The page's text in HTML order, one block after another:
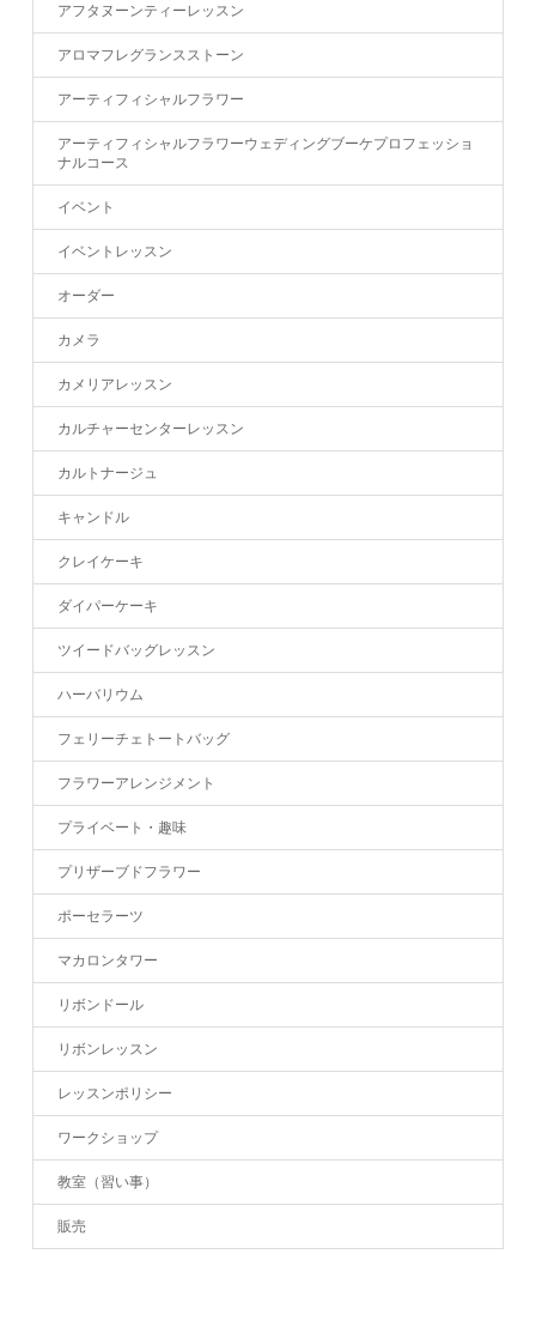
アフタヌーンティーレッスン
アロマフレグランスストーン
アーティフィシャルフラワー
アーティフィシャルフラワーウェディングブーケプロフェッショ
ナルコース
イベント
イベントレッスン
オーダー
カメラ
カメリアレッスン
カルチャーセンターレッスン
カルトナージュ
キャンドル
クレイケーキ
ダイパーケーキ
ツイードバッグレッスン
ハーバリウム
フェリーチェトートバッグ
フラワーアレンジメント
プライベート・趣味
プリザーブドフラワー
ポーセラーツ
マカロンタワー
リボンドール
リボンレッスン
レッスンポリシー
ワークショップ
教室（習い事）
販売